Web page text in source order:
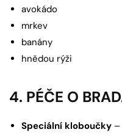
avokádo
mrkev
banány
hnědou rýži
4. PÉČE O
Speciální kloboučky